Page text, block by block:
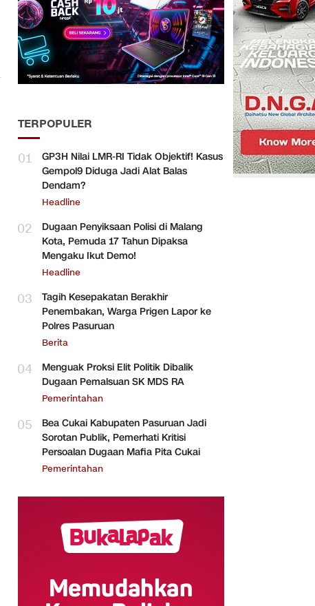
TERPOPULER
01
GP3H Nilai LMR-RI Tidak Objektif! Kasus
Gempol9 Diduga Jadi Alat Balas
Dendam?
Headline
02
Dugaan Penyiksaan Polisi di Malang
Kota, Pemuda 17 Tahun Dipaksa
Mengaku Ikut Demo!
Headline
03
Tagih Kesepakatan Berakhir
Penembakan, Warga Prigen Lapor ke
Polres Pasuruan
Berita
04
Menguak Proksi Elit Politik Dibalik
Dugaan Pemalsuan SK MDS RA
Pemerintahan
05
Bea Cukai Kabupaten Pasuruan Jadi
Sorotan Publik, Pemerhati Kritisi
Persoalan Dugaan Mafia Pita Cukai
Pemerintahan